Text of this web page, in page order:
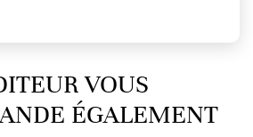
VOUS
ÉGALEMENT